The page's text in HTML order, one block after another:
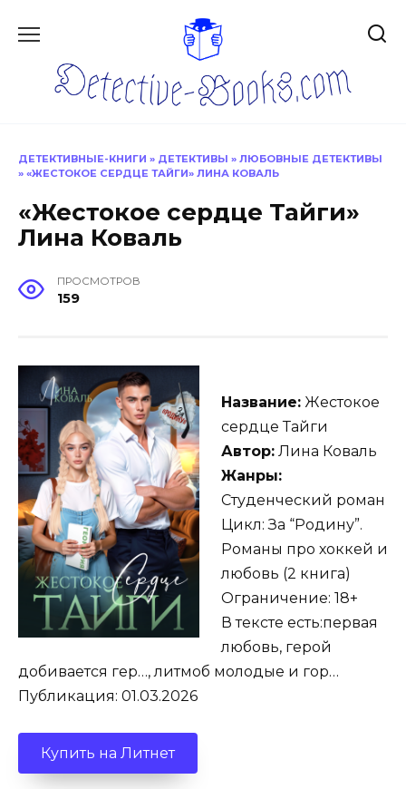
ДЕТЕКТИВНЫЕ-КНИГИ » ДЕТЕКТИВЫ » ЛЮБОВНЫЕ ДЕТЕКТИВЫ
» «ЖЕСТОКОЕ СЕРДЦЕ ТАЙГИ» ЛИНА КОВАЛЬ
«Жестокое сердце Тайги»
Лина Коваль
ПРОСМОТРОВ
159
Название: Жестокое
сердце Тайги
Автор: Лина Коваль
Жанры:
Студенческий роман
Цикл: За “Родину”.
Романы про хоккей и
любовь (2 книга)
Ограничение: 18+
В тексте есть:первая
любовь, герой
добивается гер…, литмоб молодые и гор…
Публикация: 01.03.2026
Купить на Литнет